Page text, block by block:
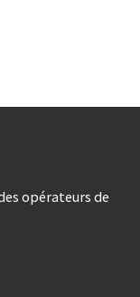
opérateurs de